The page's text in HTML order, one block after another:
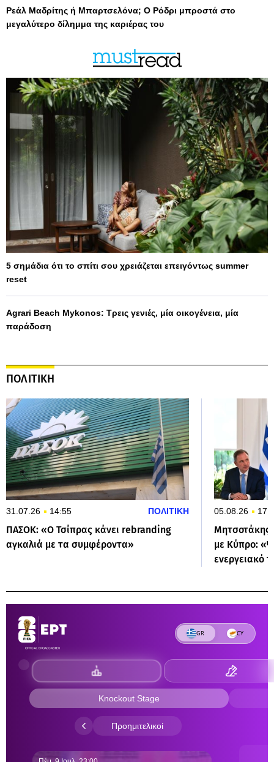
Ρεάλ Μαδρίτης ή Μπαρτσελόνα; Ο Ρόδρι μπροστά στο
μεγαλύτερο δίλημμα της καριέρας του
5 σημάδια ότι το σπίτι σου χρειάζεται επειγόντως summer
reset
Agrari Beach Mykonos: Τρεις γενιές, μία οικογένεια, μία
παράδοση
ΠΟΛΙΤΙΚΗ
31.07.26 14:55 ΠΟΛΙΤΙΚΗ
ΠΑΣΟΚ: «Ο Τσίπρας κάνει rebranding
αγκαλιά με τα συμφέροντα»
05.08.26
Μητσοτάκης
με Κύπρο:
ενεργειακό